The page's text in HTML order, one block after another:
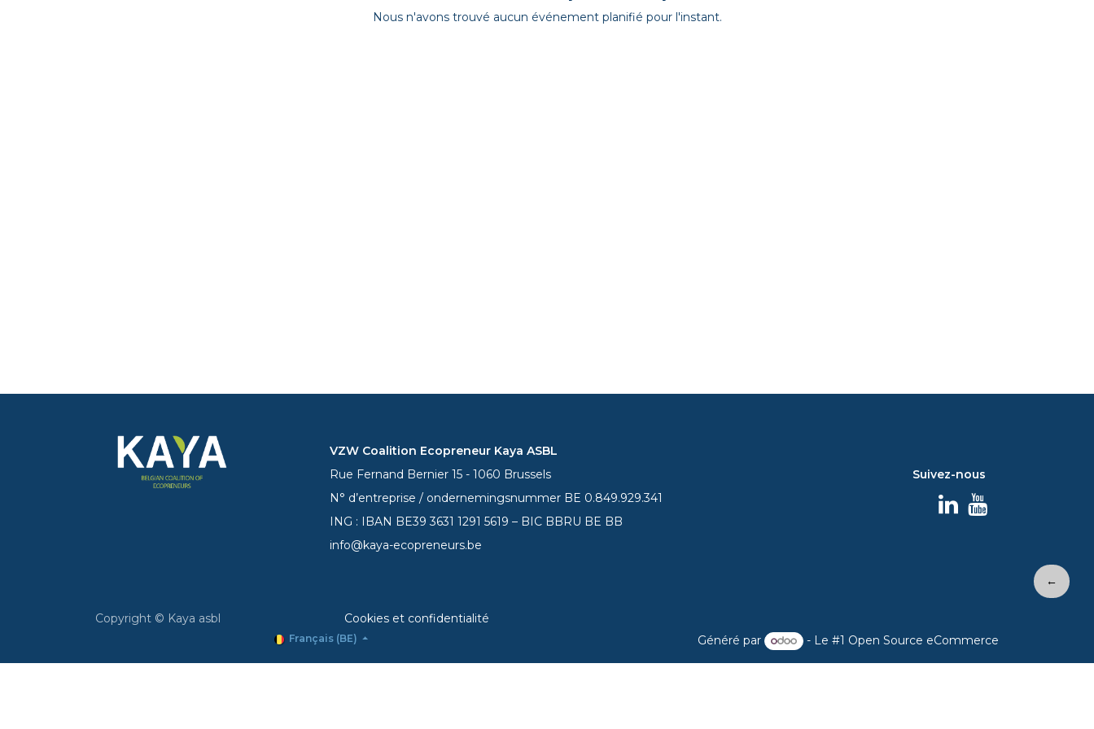
Nous n'avons trouvé aucun événement planifié pour l'instant.
Suivez-nous
←
VZW Coalition Ecopreneur Kaya ASBL
Rue Fernand Bernier 15 - 1060 Brussels
N° d’entreprise / ondernemingsnummer BE 0.849.929.341
ING : IBAN BE393631 1291 5619 – BIC BBRU BE BB
info@kaya-ecopreneurs.be
Copyright © Kaya asbl Cookies et confidentialité
Français (BE) Généré par - Le #1 Open Source eCommerce